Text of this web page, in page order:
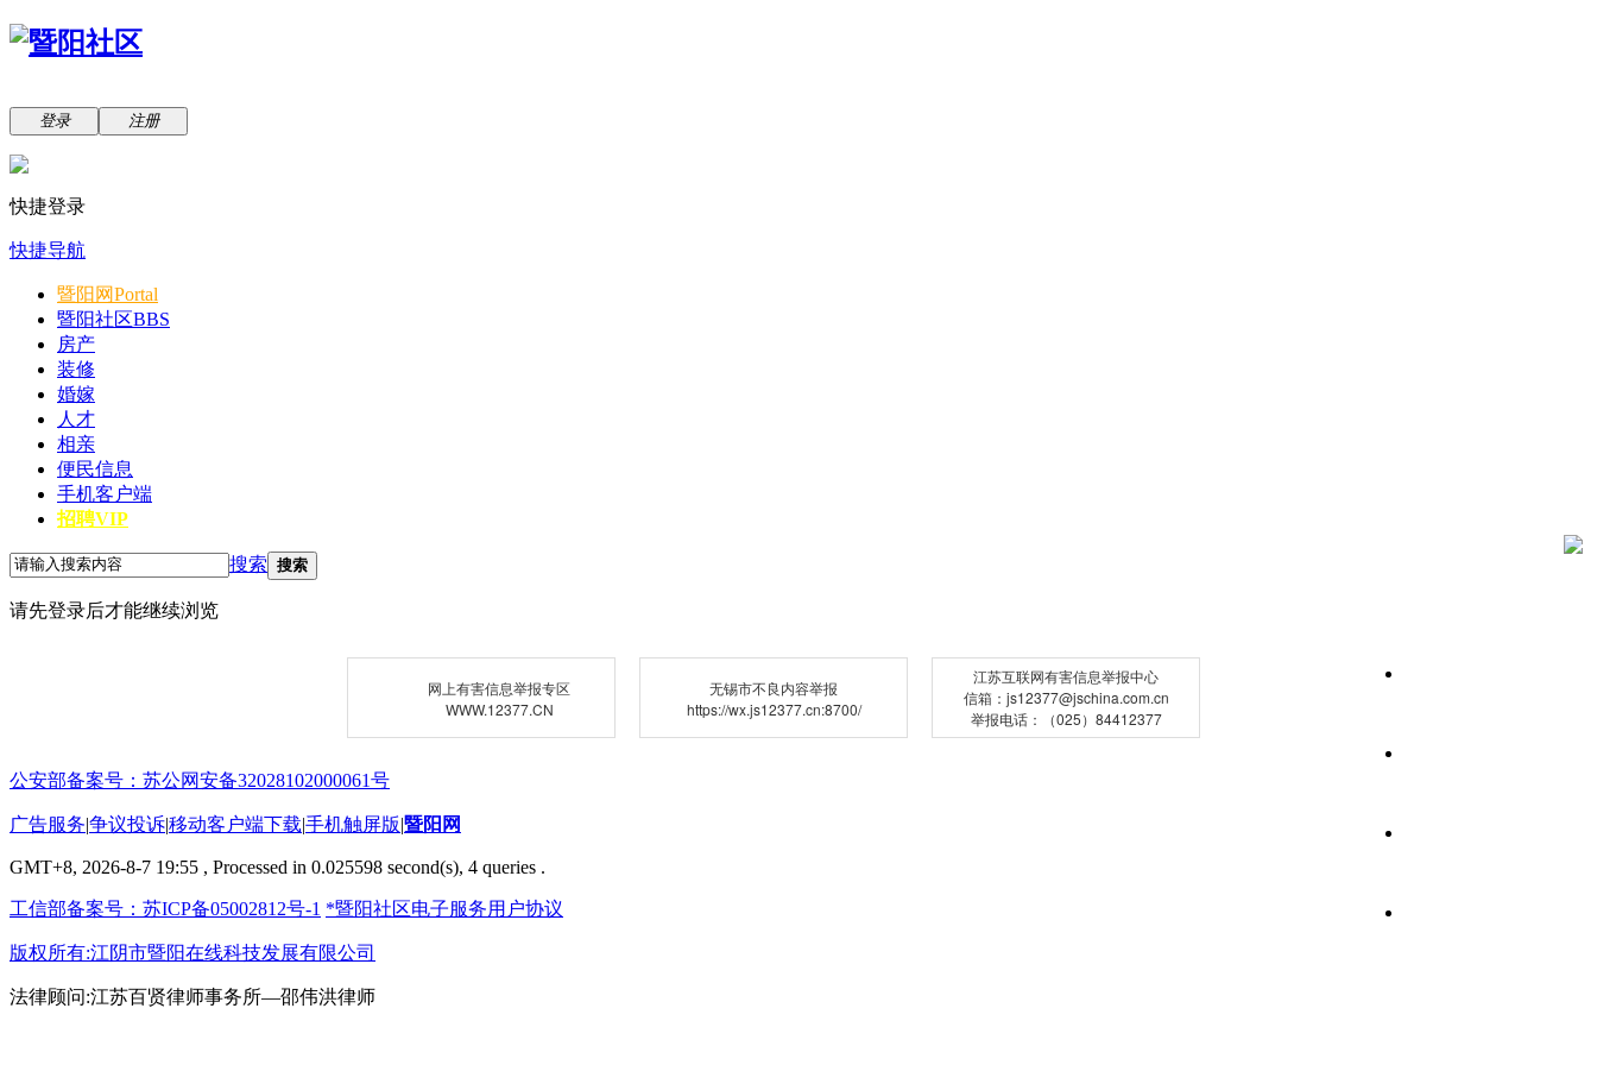
登录 注册
快捷登录
快捷导航
暨阳网Portal
暨阳社区BBS
房产
装修
婚嫁
人才
相亲
便民信息
手机客户端
招聘VIP
搜索 搜索
请先登录后才能继续浏览
网上有害信息举报专区
WWW.12377.CN
无锡市不良内容举报
https://wx.js12377.cn:8700/
江苏互联网有害信息举报中心
信箱：js12377@jschina.com.cn
举报电话：（025）84412377
公安部备案号：苏公网安备32028102000061号
广告服务|争议投诉|移动客户端下载|手机触屏版|暨阳网
GMT+8, 2026-8-7 19:55 , Processed in 0.025598 second(s), 4 queries .
工信部备案号：苏ICP备05002812号-1 *暨阳社区电子服务用户协议
版权所有:江阴市暨阳在线科技发展有限公司
法律顾问:江苏百贤律师事务所—邵伟洪律师